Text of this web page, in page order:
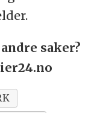
saker?